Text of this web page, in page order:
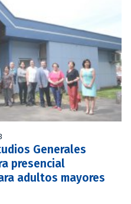
Generales
presencial
adultos mayores